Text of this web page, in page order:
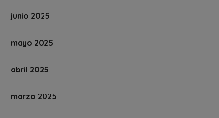
junio 2025
mayo 2025
abril 2025
marzo 2025